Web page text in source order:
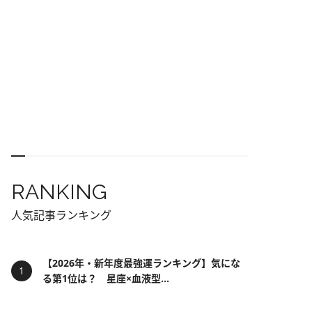
RANKING
人気記事ランキング
【2026年・新年度最強運ランキング】気にな
る第1位は？ 星座×血液型...